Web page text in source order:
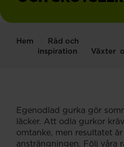
Hem
Råd och
inspiration
Växter
Egenodlad gurka gör
läcker. Att odla gurkor
omtanke, men resultatet
ansträngningen. Följ våra